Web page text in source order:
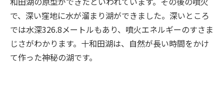
で、深い窪地に水が溜まり湖ができました。深いところ
では水深326.8メートルもあり、噴火エネルギーのすさま
じさがわかります。十和田湖は、自然が長い時間をかけ
て作った神秘の湖です。